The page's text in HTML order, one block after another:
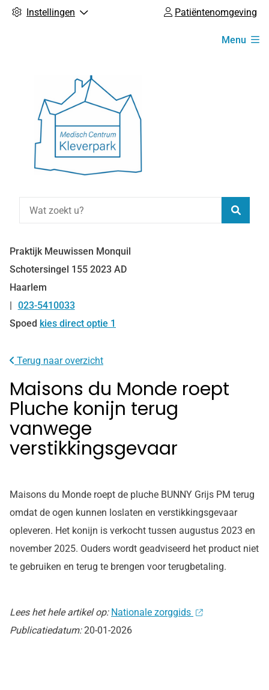
Instellingen Patiëntenomgeving
Menu
Praktijk Meuwissen Monquil
Schotersingel 155 2023 AD
Haarlem
Tel:
023-5410033
Spoed kies direct optie 1
Terug naar overzicht
Maisons du Monde roept
Pluche konijn terug
vanwege
verstikkingsgevaar
Maisons du Monde roept de pluche BUNNY Grijs PM terug
omdat de ogen kunnen loslaten en verstikkingsgevaar
opleveren. Het konijn is verkocht tussen augustus 2023 en
november 2025. Ouders wordt geadviseerd het product niet
te gebruiken en terug te brengen voor terugbetaling.
Lees het hele artikel op: Nationale zorggids
Publicatiedatum:20-01-2026